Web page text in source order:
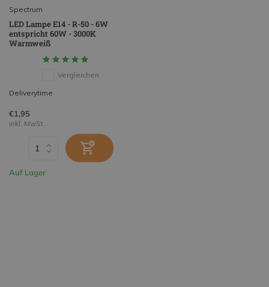
Spectrum
LED Lampe E14 - R-50 - 6W
entspricht 60W - 3000K
Warmweiß
Vergleichen
Deliverytime
€1,95
inkl. MwSt.
Auf Lager